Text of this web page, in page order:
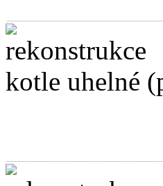
kotle uhelné